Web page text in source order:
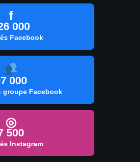
f
000
Facebook
000
groupe Facebook
◎
500
Instagram